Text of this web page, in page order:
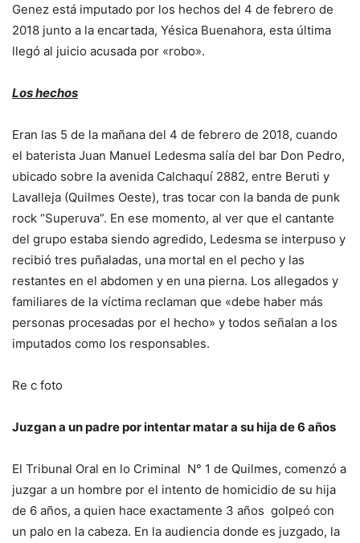
Genez está imputado por los hechos del 4 de febrero de
2018 junto a la encartada, Yésica Buenahora, esta última
llegó al juicio acusada por «robo».
Los hechos
Eran las 5 de la mañana del 4 de febrero de 2018, cuando
el baterista Juan Manuel Ledesma salía del bar Don Pedro,
ubicado sobre la avenida Calchaquí 2882, entre Beruti y
Lavalleja (Quilmes Oeste), tras tocar con la banda de punk
rock “Superuva”. En ese momento, al ver que el cantante
del grupo estaba siendo agredido, Ledesma se interpuso y
recibió tres puñaladas, una mortal en el pecho y las
restantes en el abdomen y en una pierna. Los allegados y
familiares de la víctima reclaman que «debe haber más
personas procesadas por el hecho» y todos señalan a los
imputados como los responsables.
Re c foto
Juzgan a un padre por intentar matar a su hija de 6 años
El Tribunal Oral en lo Criminal N° 1 de Quilmes, comenzó a
juzgar a un hombre por el intento de homicidio de su hija
de 6 años, a quien hace exactamente 3 años golpeó con
un palo en la cabeza. En la audiencia donde es juzgado, la